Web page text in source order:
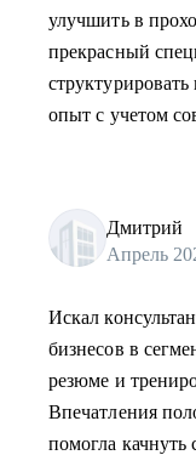
улучшить в
прекрасный
опыт с учетом
Дмитрий
Апрель
Искал
бизнесов в
резюме и
Впечатления
помогла